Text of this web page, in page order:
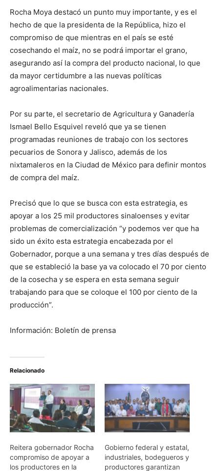
Rocha Moya destacó un punto muy importante, y es el
hecho de que la presidenta de la República, hizo el
compromiso de que mientras en el país se esté
cosechando el maíz, no se podrá importar el grano,
asegurando así la compra del producto nacional, lo que
da mayor certidumbre a las nuevas políticas
agroalimentarias nacionales.
Por su parte, el secretario de Agricultura y Ganadería
Ismael Bello Esquivel reveló que ya se tienen
programadas reuniones de trabajo con los sectores
pecuarios de Sonora y Jalisco, además de los
nixtamaleros en la Ciudad de México para definir montos
de compra del maíz.
Precisó que lo que se busca con esta estrategia, es
apoyar a los 25 mil productores sinaloenses y evitar
problemas de comercialización “y podemos ver que ha
sido un éxito esta estrategia encabezada por el
Gobernador, porque a una semana y tres días después de
que se estableció la base ya va colocado el 70 por ciento
de la cosecha y se espera en esta semana seguir
trabajando para que se coloque el 100 por ciento de la
producción”.
Información: Boletín de prensa
Relacionado
Reitera gobernador Rocha
compromiso de apoyar a
los productores en la
Gobierno federal y estatal,
industriales, bodegueros y
productores garantizan